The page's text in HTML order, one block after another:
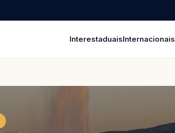
InterestaduaisInternacionais